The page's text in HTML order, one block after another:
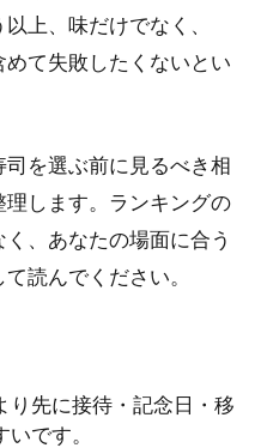
上、味だけでなく、
て失敗したくないとい
を選ぶ前に見るべき相
します。ランキングの
、あなたの場面に合う
読んでください。
り先に接待・記念日・移
です。